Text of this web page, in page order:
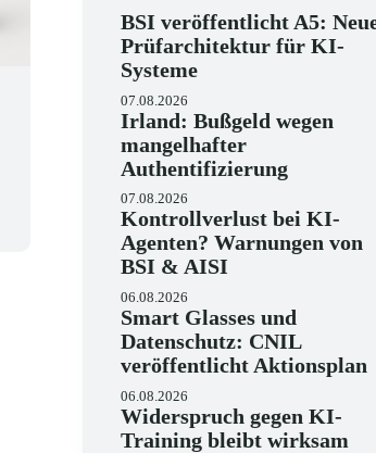
BSI veröffentlicht A5:
Prüfarchitektur für KI-
Systeme
07.08.2026
Irland: Bußgeld wegen
mangelhafter
Authentifizierung
07.08.2026
Kontrollverlust bei KI-
Agenten? Warnungen von
BSI & AISI
06.08.2026
Smart Glasses und
Datenschutz: CNIL
veröffentlicht Aktionsplan
06.08.2026
Widerspruch gegen KI-
Training bleibt wirksam